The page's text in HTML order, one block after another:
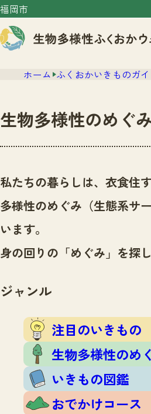
福岡市
センター紹介
センター紹介TOP
サイトポリシー
ニュース
いきものガイド
いきものガイドTOP
生物多様性のめぐみ
おでかけコース
保全アクション
イベント
調査レポート
調査レポートTOP
調査結果
ふくおかいきものマッ
マッチング
マッチングTOP
掲載申し込みフォー
お問合せ
ホーム ふくおかいきものガ
生物多様性のめぐ
私たちの暮らしは、衣食住
多様性のめぐみ（生態系サ
います。
身の回りの「めぐみ」を探
ジャンル
注目のいきもの
生物多様性のめ
いきもの図鑑
おでかけコース